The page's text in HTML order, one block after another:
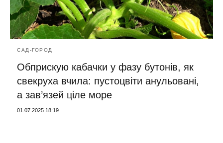
САД-ГОРОД
Обприскую кабачки у фазу бутонів, як
свекруха вчила: пустоцвіти анульовані,
а зав’язей ціле море
01.07.2025 18:19